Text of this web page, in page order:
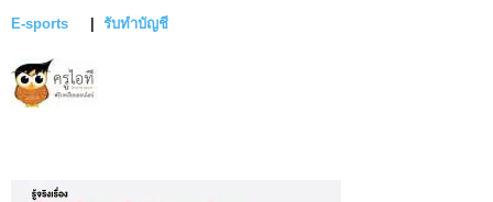
E-sports | รับทำบัญชี